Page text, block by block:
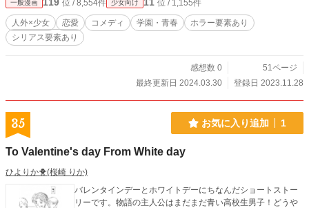
一般漫画 位 / 8,554件 少女向け 位 / 1,155件
人外×少女 恋愛 コメディ 学園・青春
ホラー要素あり
シリアス要素あり
感想数 0
51ページ
最終更新日 2024.03.30
登録日 2023.11.28
35 お気に入り追加 1
To Valentine's day From White day
ひよりか🐥(桜崎 りか)
バレンタインデーとホワイトデーにちなんだショートストー
リーです。物語の主人公はまだまだ青い高校生男子！どうや